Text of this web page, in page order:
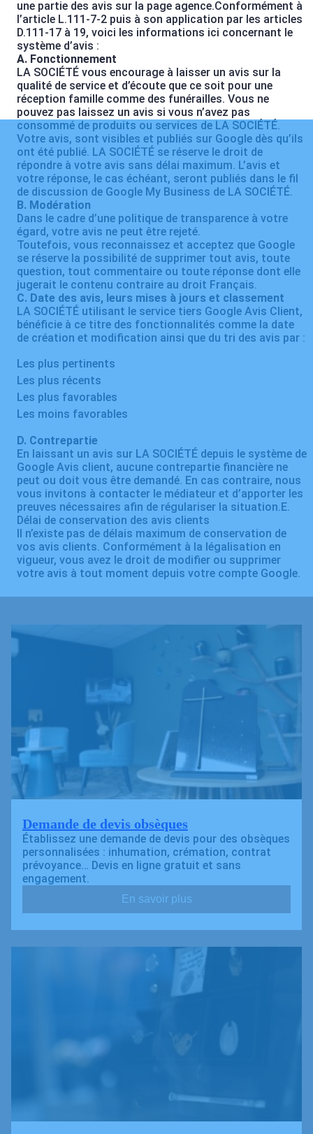
une partie des avis sur la page agence.Conformément à
l’article L.111-7-2 puis à son application par les articles
D.111-17 à 19, voici les informations ici concernant le
système d’avis :
A. Fonctionnement
LA SOCIÉTÉ vous encourage à laisser un avis sur la
qualité de service et d’écoute que ce soit pour une
réception famille comme des funérailles. Vous ne
pouvez pas laissez un avis si vous n’avez pas
consommé de produits ou services de LA SOCIÉTÉ.
Votre avis, sont visibles et publiés sur Google dès qu’ils
ont été publié. LA SOCIÉTÉ se réserve le droit de
répondre à votre avis sans délai maximum. L’avis et
votre réponse, le cas échéant, seront publiés dans le fil
de discussion de Google My Business de LA SOCIÉTÉ.
B. Modération
Dans le cadre d’une politique de transparence à votre
égard, votre avis ne peut être rejeté.
Toutefois, vous reconnaissez et acceptez que Google
se réserve la possibilité de supprimer tout avis, toute
question, tout commentaire ou toute réponse dont elle
jugerait le contenu contraire au droit Français.
C. Date des avis, leurs mises à jours et classement
LA SOCIÉTÉ utilisant le service tiers Google Avis Client,
bénéficie à ce titre des fonctionnalités comme la date
de création et modification ainsi que du tri des avis par :
Les plus pertinents
Les plus récents
Les plus favorables
Les moins favorables
D. Contrepartie
En laissant un avis sur LA SOCIÉTÉ depuis le système de
Google Avis client, aucune contrepartie financière ne
peut ou doit vous être demandé. En cas contraire, nous
vous invitons à contacter le médiateur et d’apporter les
preuves nécessaires afin de régulariser la situation.E.
Délai de conservation des avis clients
Il n’existe pas de délais maximum de conservation de
vos avis clients. Conformément à la légalisation en
vigueur, vous avez le droit de modifier ou supprimer
votre avis à tout moment depuis votre compte Google.
Demande de devis obsèques
Établissez une demande de devis pour des obsèques
personnalisées : inhumation, crémation, contrat
prévoyance… Devis en ligne gratuit et sans
engagement.
En savoir plus